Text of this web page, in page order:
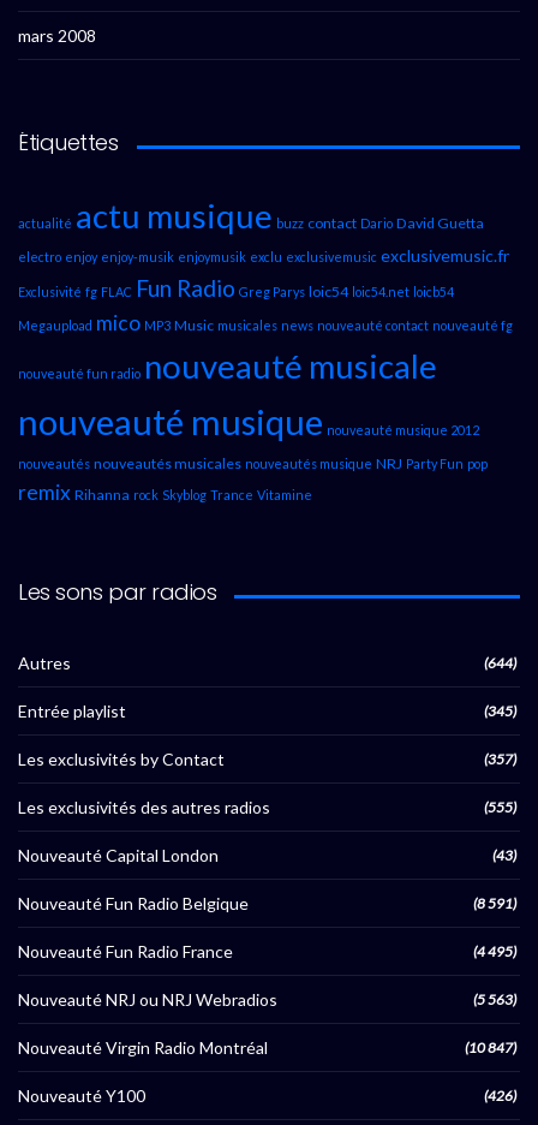
mars 2008
Étiquettes
actualité actu musique buzz contact Dario David Guetta
electro enjoy enjoy-musik enjoymusik exclu exclusivemusic exclusivemusic.fr
Exclusivité fg FLAC Fun Radio Greg Parys loic54 loic54.net loicb54
Megaupload mico MP3 Music musicales news nouveauté contact nouveauté fg
nouveauté fun radio nouveauté musicale
nouveauté musique nouveauté musique 2012
nouveautés nouveautés musicales nouveautés musique NRJ Party Fun pop
remix Rihanna rock Skyblog Trance Vitamine
Les sons par radios
Autres (644)
Entrée playlist (345)
Les exclusivités by Contact (357)
Les exclusivités des autres radios (555)
Nouveauté Capital London (43)
Nouveauté Fun Radio Belgique (8 591)
Nouveauté Fun Radio France (4 495)
Nouveauté NRJ ou NRJ Webradios (5 563)
Nouveauté Virgin Radio Montréal (10 847)
Nouveauté Y100 (426)